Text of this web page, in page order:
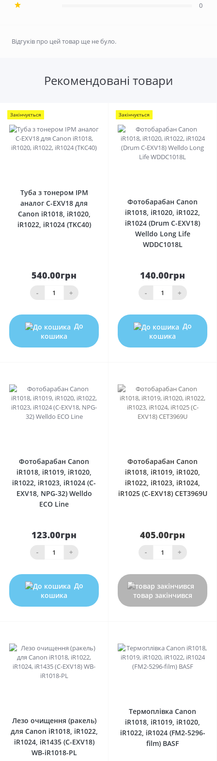
0
Відгуків про цей товар ще не було.
Рекомендовані товари
Закінчується
Туба з тонером IPM
аналог C-EXV18 для
Canon iR1018, iR1020,
iR1022, iR1024 (TKC40)
540.00грн
- +
До
кошика
Закінчується
Фотобарабан Canon
iR1018, iR1020, iR1022,
iR1024 (Drum C-EXV18)
Welldo Long Life
WDDC1018L
140.00грн
- +
До
кошика
Фотобарабан Canon
iR1018, iR1019, iR1020,
iR1022, iR1023, iR1024 (C-
EXV18, NPG-32) Welldo
ECO Line
123.00грн
- +
До
кошика
Фотобарабан Canon
iR1018, iR1019, iR1020,
iR1022, iR1023, iR1024,
iR1025 (C-EXV18) CET3969U
405.00грн
- +
товар закінчився
Лезо очищення (ракель)
для Canon iR1018, iR1022,
iR1024, iR1435 (C-EXV18)
WB-iR1018-PL
Термоплівка Canon
iR1018, iR1019, iR1020,
iR1022, iR1024 (FM2-5296-
film) BASF